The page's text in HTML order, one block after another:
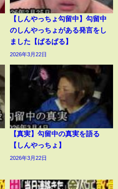
【しんやっちょ勾留中】勾留中
のしんやっちょがある発言をし
ました【ぱるぱる】
2026年3月22日
【真実】勾留中の真実を語る
【しんやっちょ】
2026年3月22日